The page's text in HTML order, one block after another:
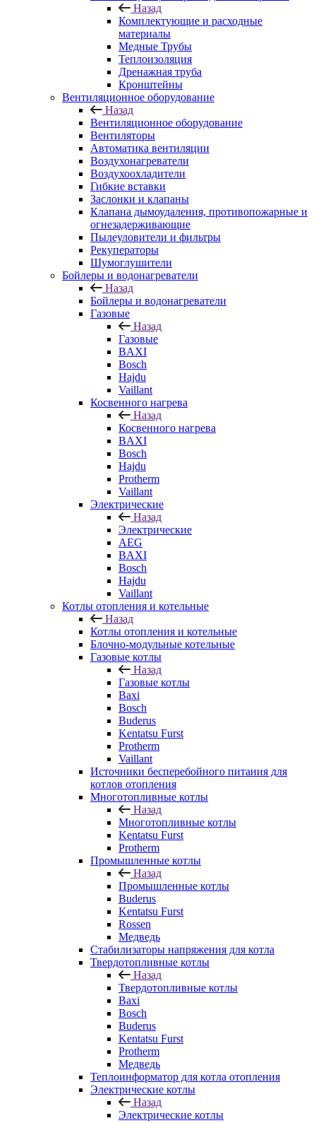
Назад
Комплектующие и расходные
материалы
Медные Трубы
Теплоизоляция
Дренажная труба
Кронштейны
Вентиляционное оборудование
Назад
Вентиляционное оборудование
Вентиляторы
Автоматика вентиляции
Воздухонагреватели
Воздухоохладители
Гибкие вставки
Заслонки и клапаны
Клапана дымоудаления, противопожарные и
огнезадерживающие
Пылеуловители и фильтры
Рекуператоры
Шумоглушители
Бойлеры и водонагреватели
Назад
Бойлеры и водонагреватели
Газовые
Назад
Газовые
BAXI
Bosch
Hajdu
Vaillant
Косвенного нагрева
Назад
Косвенного нагрева
BAXI
Bosch
Hajdu
Protherm
Vaillant
Электрические
Назад
Электрические
AEG
BAXI
Bosch
Hajdu
Vaillant
Котлы отопления и котельные
Назад
Котлы отопления и котельные
Блочно-модульные котельные
Газовые котлы
Назад
Газовые котлы
Baxi
Bosch
Buderus
Kentatsu Furst
Protherm
Vaillant
Источники бесперебойного питания для
котлов отопления
Многотопливные котлы
Назад
Многотопливные котлы
Kentatsu Furst
Protherm
Промышленные котлы
Назад
Промышленные котлы
Buderus
Kentatsu Furst
Rossen
Медведь
Стабилизаторы напряжения для котла
Твердотопливные котлы
Назад
Твердотопливные котлы
Baxi
Bosch
Buderus
Kentatsu Furst
Protherm
Медведь
Теплоинформатор для котла отопления
Электрические котлы
Назад
Электрические котлы